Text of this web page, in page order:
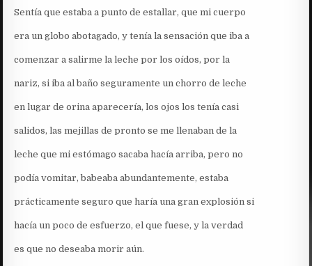
Sentía que estaba a punto de estallar, que mi cuerpo
era un globo abotagado, y tenía la sensación que iba a
comenzar a salirme la leche por los oídos, por la
nariz, si iba al baño seguramente un chorro de leche
en lugar de orina aparecería, los ojos los tenía casi
salidos, las mejillas de pronto se me llenaban de la
leche que mi estómago sacaba hacía arriba, pero no
podía vomitar, babeaba abundantemente, estaba
prácticamente seguro que haría una gran explosión si
hacía un poco de esfuerzo, el que fuese, y la verdad
es que no deseaba morir aún.